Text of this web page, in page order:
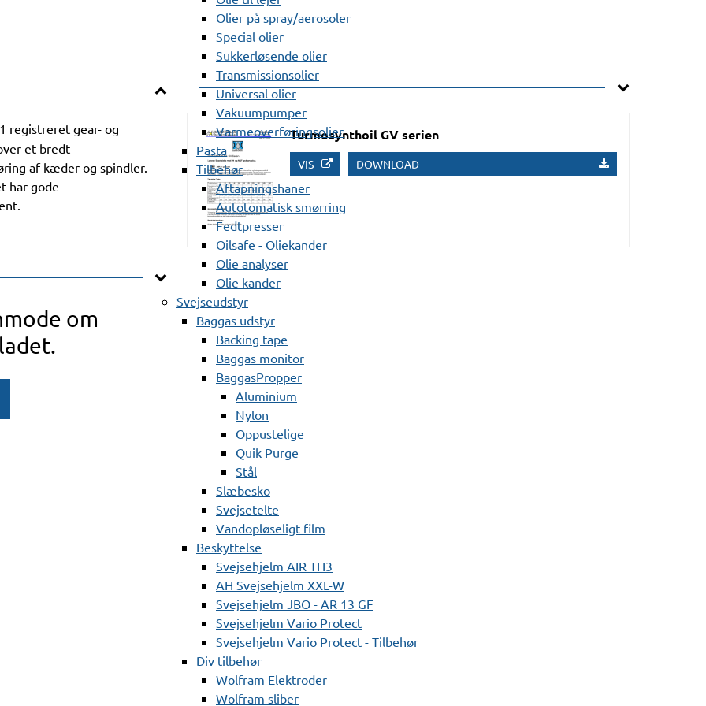
Olier på spray/aerosoler
Special olier
Sukkerløsende olier
Transmissionsolier
Universal olier
Vakuumpumper
Varmeoverføringsolier
Pasta
Tilbehør
Aftapningshaner
Autotomatisk smørring
Fedtpresser
Oilsafe - Oliekander
Olie analyser
Olie kander
Svejseudstyr
Baggas udstyr
Backing tape
Baggas monitor
BaggasPropper
Aluminium
Nylon
Oppustelige
Quik Purge
Stål
Slæbesko
Svejsetelte
Vandopløseligt film
Beskyttelse
Svejsehjelm AIR TH3
AH Svejsehjelm XXL-W
Svejsehjelm JBO - AR 13 GF
Svejsehjelm Vario Protect
Svejsehjelm Vario Protect - Tilbehør
Div tilbehør
Wolfram Elektroder
Wolfram sliber
registreret gear- og
et bredt
af kæder og spindler.
har gode
Turmosynthoil GV serien
VIS DOWNLOAD
om